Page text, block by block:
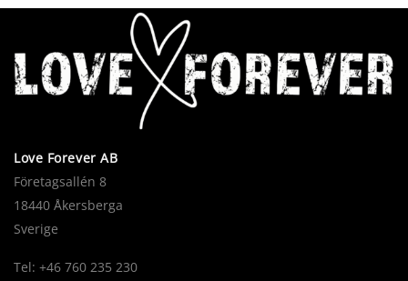
Love Forever AB
Företagsallén 8
18440 Åkersberga
Sverige
Tel: +46 760 235 230